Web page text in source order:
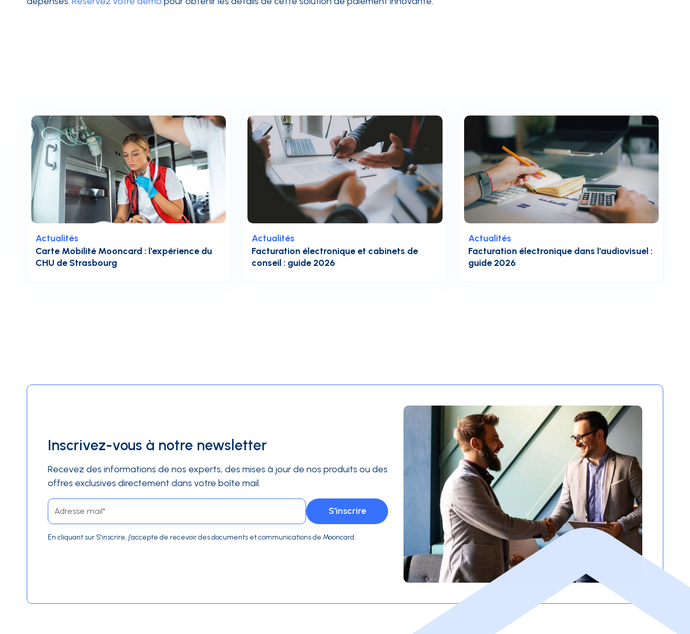
Carte Mobilité Mooncard : l'expérience du
CHU de Strasbourg
Actualités
Facturation électronique et cabinets de
conseil : guide 2026
Actualités
Facturation électronique dans l'audiovisuel :
guide 2026
Actualités
Inscrivez-vous à notre newsletter
Recevez des informations de nos experts, des mises à jour de nos produits ou des
offres exclusives directement dans votre boîte mail.
En cliquant sur S'inscrire, j'accepte de recevoir des documents et communications de Mooncard.